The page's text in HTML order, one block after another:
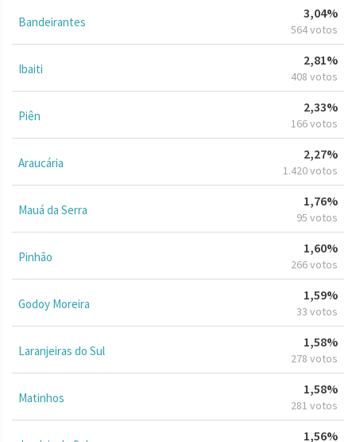
Bandeirantes
3,04%
564 votos
Ibaiti
2,81%
408 votos
Piên
2,33%
166 votos
Araucária
2,27%
1.420 votos
Mauá da Serra
1,76%
95 votos
Pinhão
1,60%
266 votos
Godoy Moreira
1,59%
33 votos
Laranjeiras do Sul
1,58%
278 votos
Matinhos
1,58%
281 votos
1,56%